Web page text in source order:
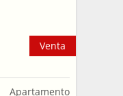
Venta
Apartamento